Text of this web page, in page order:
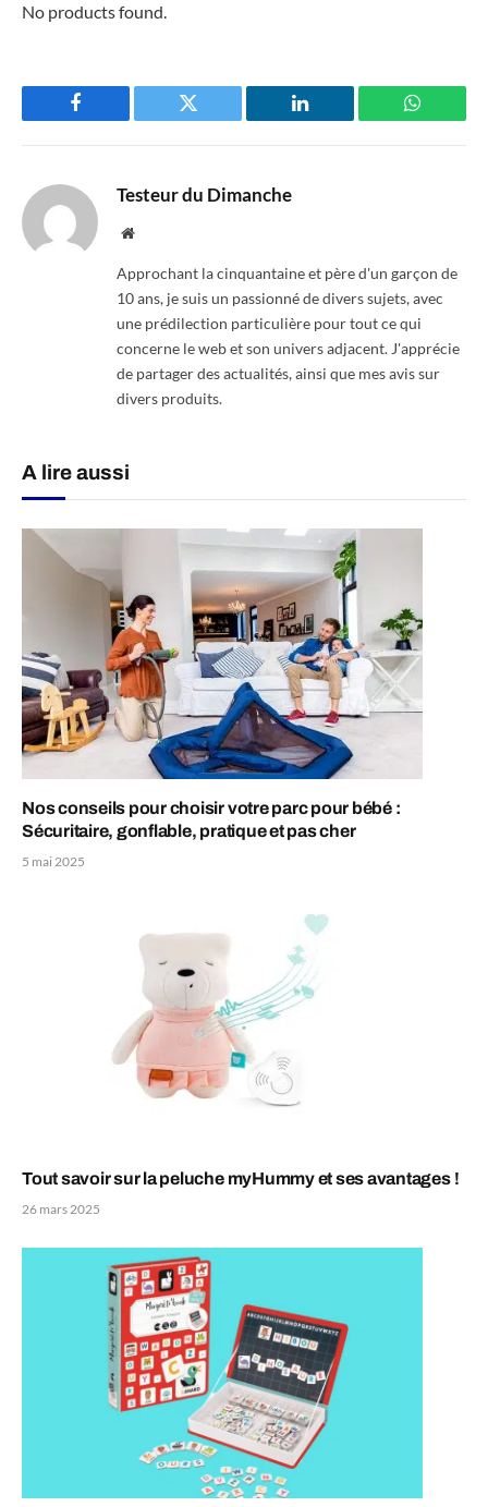
No products found.
Facebook Twitter LinkedIn
Testeur du Dimanche
Website
Approchant la cinquantaine et père d'un garçon de
10 ans, je suis un passionné de divers sujets, avec
une prédilection particulière pour tout ce qui
concerne le web et son univers adjacent. J'apprécie
de partager des actualités, ainsi que mes avis sur
divers produits.
A lire aussi
Nos conseils pour choisir votre parc pour bébé :
Sécuritaire, gonflable, pratique et pas cher
5 mai 2025
Tout savoir sur la peluche myHummy et ses avantages !
26 mars 2025